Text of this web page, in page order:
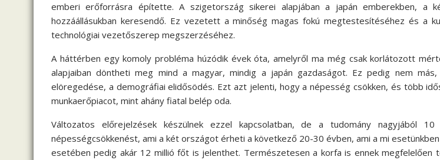
emberi erőforrásra építette. A szigetország sikerei alapjában a japán emberekben, a
hozzáállásukban keresendő. Ez vezetett a minőség magas fokú megtestesítéséhez és a
technológiai vezetőszerep megszerzéséhez.
A háttérben egy komoly probléma húzódik évek óta, amelyről ma még csak korlátozott
alapjaiban döntheti meg mind a magyar, mindig a japán gazdaságot. Ez pedig nem
elöregedése, a demográfiai elidősödés. Ezt azt jelenti, hogy a népesség csökken, és több
munkaerőpiacot, mint ahány fiatal belép oda.
Változatos előrejelzések készülnek ezzel kapcsolatban, de a tudomány nagyjából
népességcsökkenést, ami a két országot érheti a következő 20-30 évben, ami a mi esetünkben
esetében pedig akár 12 millió főt is jelenthet. Természetesen a korfa is ennek megfelelően